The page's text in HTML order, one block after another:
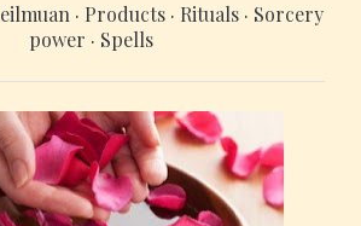
· Products · Rituals · Sorcery
power · Spells